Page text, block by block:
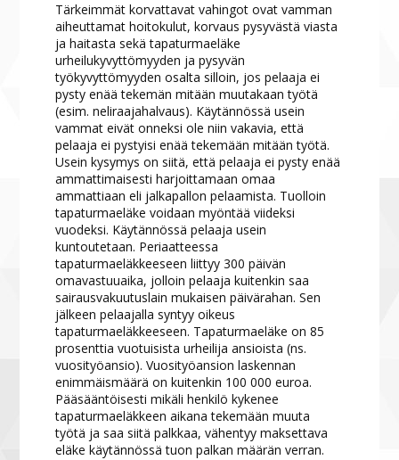
Tärkeimmät korvattavat vahingot ovat vamman
aiheuttamat hoitokulut, korvaus pysyvästä viasta
ja haitasta sekä tapaturmaeläke
urheilukyvyttömyyden ja pysyvän
työkyvyttömyyden osalta silloin, jos pelaaja ei
pysty enää tekemän mitään muutakaan työtä
(esim. neliraajahalvaus). Käytännössä usein
vammat eivät onneksi ole niin vakavia, että
pelaaja ei pystyisi enää tekemään mitään työtä.
Usein kysymys on siitä, että pelaaja ei pysty enää
ammattimaisesti harjoittamaan omaa
ammattiaan eli jalkapallon pelaamista. Tuolloin
tapaturmaeläke voidaan myöntää viideksi
vuodeksi. Käytännössä pelaaja usein
kuntoutetaan. Periaatteessa
tapaturmaeläkkeeseen liittyy 300 päivän
omavastuuaika, jolloin pelaaja kuitenkin saa
sairausvakuutuslain mukaisen päivärahan. Sen
jälkeen pelaajalla syntyy oikeus
tapaturmaeläkkeeseen. Tapaturmaeläke on 85
prosenttia vuotuisista urheilija ansioista (ns.
vuosityöansio). Vuosityöansion laskennan
enimmäismäärä on kuitenkin 100 000 euroa.
Pääsääntöisesti mikäli henkilö kykenee
tapaturmaeläkkeen aikana tekemään muuta
työtä ja saa siitä palkkaa, vähentyy maksettava
eläke käytännössä tuon palkan määrän verran.